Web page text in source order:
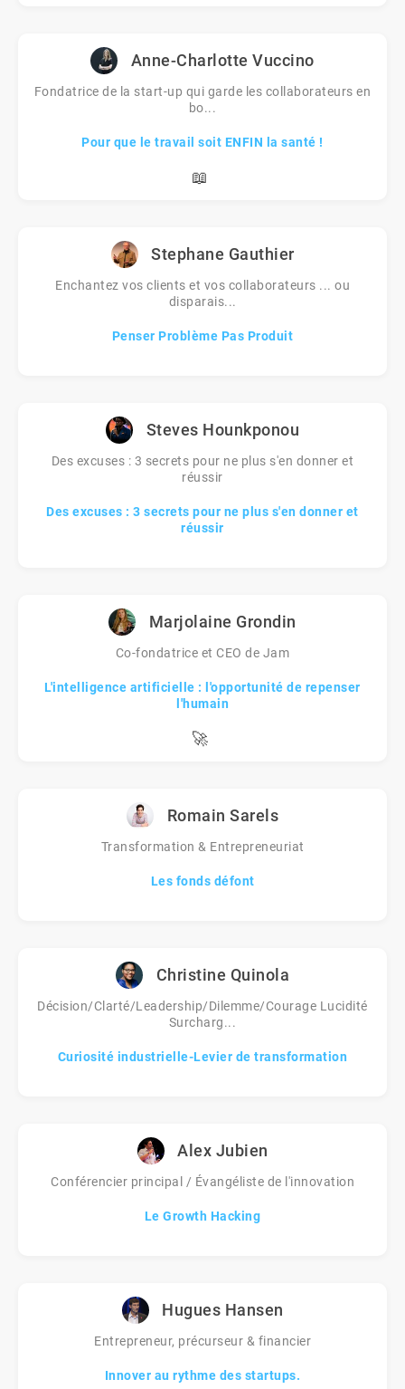
Anne-Charlotte Vuccino
Fondatrice de la start-up qui garde les collaborateurs en
bo...
Pour que le travail soit ENFIN la santé !
📖
Stephane Gauthier
Enchantez vos clients et vos collaborateurs ... ou
disparais...
Penser Problème Pas Produit
Steves Hounkponou
Des excuses : 3 secrets pour ne plus s'en donner et
réussir
Des excuses : 3 secrets pour ne plus s'en donner et
réussir
Marjolaine Grondin
Co-fondatrice et CEO de Jam
L'intelligence artificielle : l'opportunité de repenser
l'humain
🚀
Romain Sarels
Transformation & Entrepreneuriat
Les fonds défont
Christine Quinola
Décision/Clarté/Leadership/Dilemme/Courage Lucidité
Surcharg...
Curiosité industrielle-Levier de transformation
Alex Jubien
Conférencier principal / Évangéliste de l'innovation
Le Growth Hacking
Hugues Hansen
Entrepreneur, précurseur & financier
Innover au rythme des startups.